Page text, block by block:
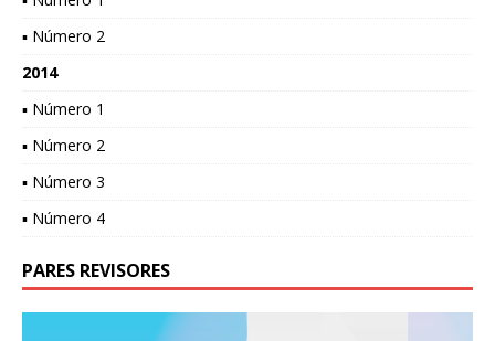
▪ Número 2
2014
▪ Número 1
▪ Número 2
▪ Número 3
▪ Número 4
PARES REVISORES